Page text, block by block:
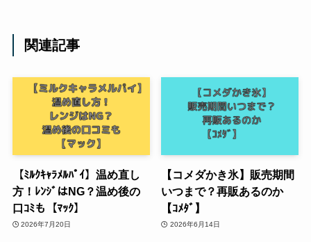
関連記事
【ﾐﾙｸｷｬﾗﾒﾙﾊﾟｲ】温め直し
方！ﾚﾝｼﾞはNG？温め後の
口ｺﾐも【ﾏｯｸ】
2026年7月20日
【コメダかき氷】販売期間
いつまで？再販あるのか
【ｺﾒﾀﾞ】
2026年6月14日